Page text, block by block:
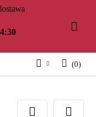
Załóż konto
(0)